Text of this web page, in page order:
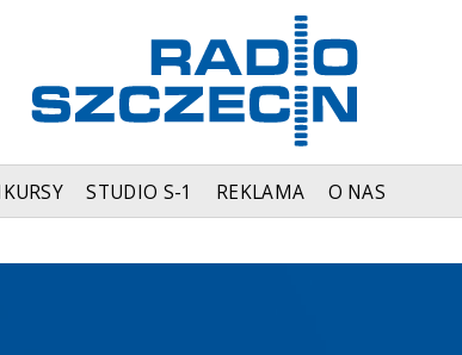
STUDIO S-1 REKLAMA O NAS